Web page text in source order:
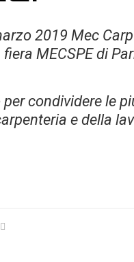
2019 Mec
MECSPE di
condividere le
e della